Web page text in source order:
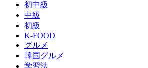
初中級
中級
初級
K-FOOD
グルメ
韓国グルメ
学習法